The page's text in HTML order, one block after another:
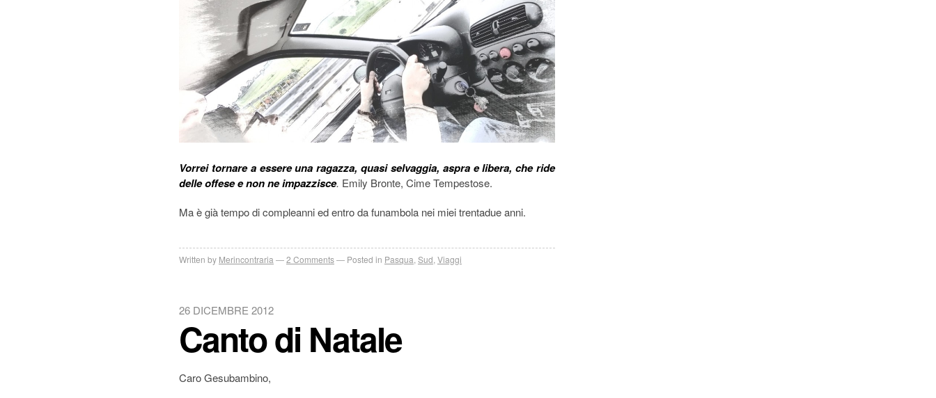
Vorrei tornare a essere una ragazza, quasi selvaggia, aspra e libera, che ride
delle offese e non ne impazzisce. Emily Bronte, Cime Tempestose.
Ma è già tempo di compleanni ed entro da funambola nei miei trentadue anni.
Written by Merincontraria 2 Comments Posted in Pasqua Sud Viaggi
26 DICEMBRE 2012
Canto di Natale
Caro Gesubambino,